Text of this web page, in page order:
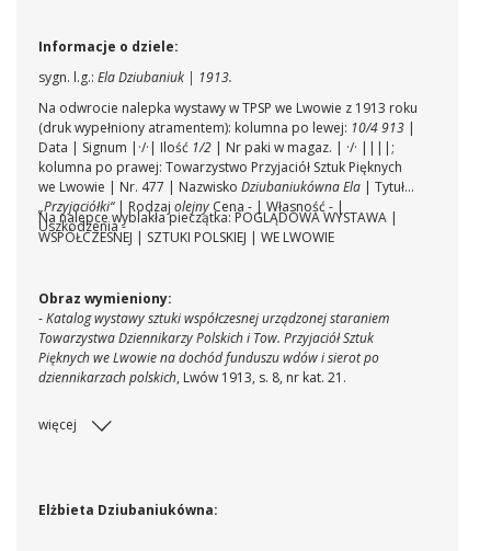
Informacje o dziele:
sygn. l.g.: Ela Dziubaniuk | 1913.
Na odwrocie nalepka wystawy w TPSP we Lwowie z 1913 roku
(druk wypełniony atramentem): kolumna po lewej: 10/4 913 |
Data | Signum |·/·| Ilość 1/2 | Nr paki w magaz. | ·/· ||||;
kolumna po prawej: Towarzystwo Przyjaciół Sztuk Pięknych
we Lwowie | Nr. 477 | Nazwisko Dziubaniukówna Ela | Tytuł
„Przyjaciółki“| Rodzaj olejny Cena - | Własność - |
Uszkodzenia -
Na nalepce wyblakła pieczątka: POGLĄDOWA WYSTAWA |
WSPÓŁCZESNEJ | SZTUKI POLSKIEJ | WE LWOWIE
Obraz wymieniony:
-Katalog wystawy sztuki współczesnej urządzonej staraniem
Towarzystwa Dziennikarzy Polskich i Tow. Przyjaciół Sztuk
Pięknych we Lwowie na dochód funduszu wdów i sierot po
dziennikarzach polskich, Lwów 1913, s. 8, nr kat. 21.
więcej
Elżbieta Dziubaniukówna: